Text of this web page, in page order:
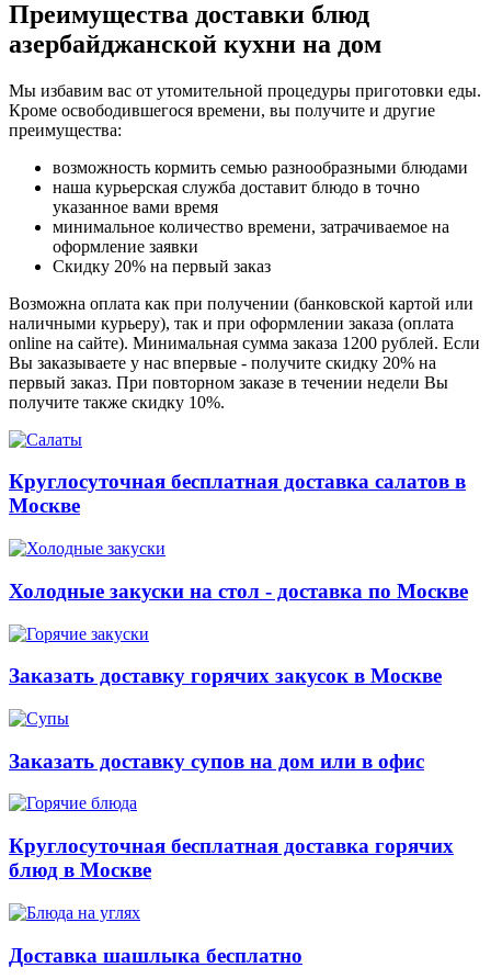
Преимущества доставки блюд
азербайджанской кухни на дом
Мы избавим вас от утомительной процедуры приготовки еды.
Кроме освободившегося времени, вы получите и другие
преимущества:
возможность кормить семью разнообразными блюдами
наша курьерская служба доставит блюдо в точно
указанное вами время
минимальное количество времени, затрачиваемое на
оформление заявки
Скидку 20% на первый заказ
Возможна оплата как при получении (банковской картой или
наличными курьеру), так и при оформлении заказа (оплата
online на сайте). Минимальная сумма заказа 1200 рублей. Если
Вы заказываете у нас впервые - получите скидку 20% на
первый заказ. При повторном заказе в течении недели Вы
получите также скидку 10%.
Круглосуточная бесплатная доставка салатов в
Москве
Холодные закуски на стол - доставка по Москве
Заказать доставку горячих закусок в Москве
Заказать доставку супов на дом или в офис
Круглосуточная бесплатная доставка горячих
блюд в Москве
Доставка шашлыка бесплатно